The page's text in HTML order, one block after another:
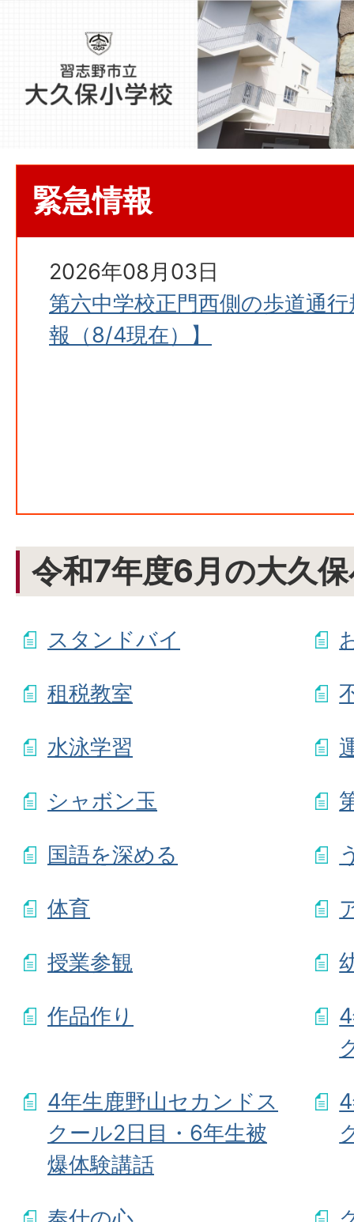
緊急情報
2026年08月03日
第六中学校正門西側の歩道通
報（8/4現在）】
令和7年度6月の大久
スタンドバイ
租税教室
水泳学習
シャボン玉
国語を深める
体育
授業参観
作品作り
4年生鹿野山セカンドス
クール2日目・6年生被
爆体験講話